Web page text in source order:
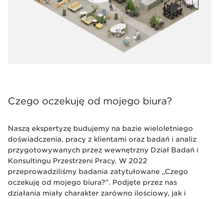
Czego oczekuję od mojego biura?
Naszą ekspertyzę budujemy na bazie wieloletniego
doświadczenia, pracy z klientami oraz badań i analiz
przygotowywanych przez wewnętrzny Dział Badań i
Konsultingu Przestrzeni Pracy. W 2022
przeprowadziliśmy badania zatytułowane „Czego
oczekuję od mojego biura?”. Podjęte przez nas
działania miały charakter zarówno ilościowy, jak i